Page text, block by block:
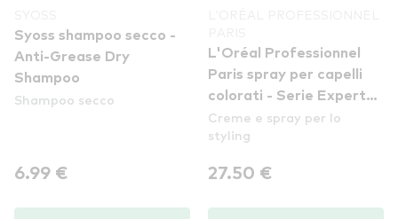
Syoss shampoo secco -
Anti-Grease Dry
Shampoo
Shampoo secco
6.99 €
L'Oréal Professionnel
Paris spray per capelli
colorati - Serie Expert
Vitamino Color 10In1
Spray
Creme e spray per lo
styling
27.50 €